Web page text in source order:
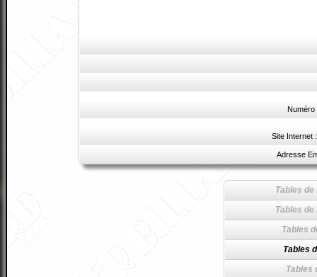
Numéro
Site Internet
Adresse
Tables
Tables
Tables
Tables
Tables